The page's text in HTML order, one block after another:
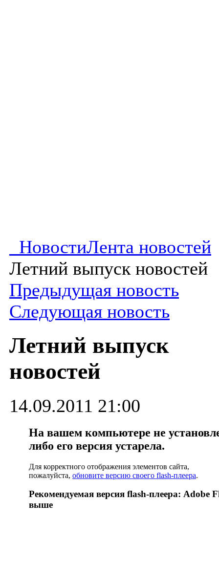
НовостиЛента новостей
Летний выпуск новостей
Предыдущая новость
Следующая новость
Летний выпуск
новостей
14.09.2011 21:00
На вашем компьютере не
либо его версия устарела.
Для корректного отображения элементов сайта,
пожалуйста, обновите версию своего flash-плеера.
Рекомендуемая версия flash-плеера: Adobe
выше